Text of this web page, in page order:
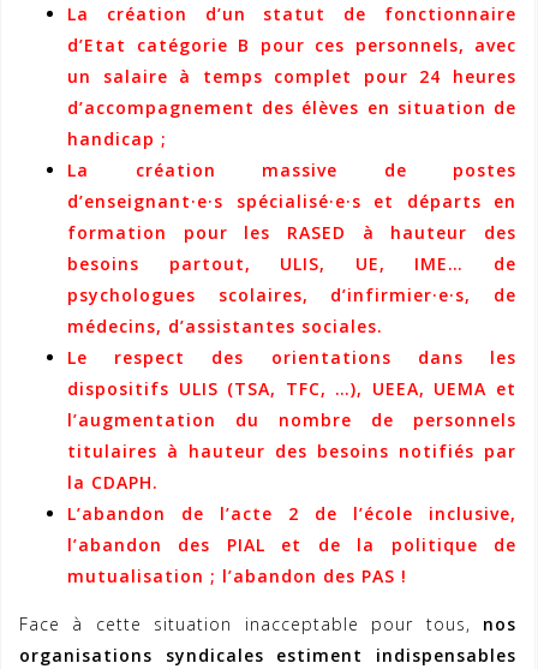
La création d’un statut de fonctionnaire
d’Etat catégorie B pour ces personnels, avec
un salaire à temps complet pour 24 heures
d’accompagnement des élèves en situation de
handicap ;
La création massive de postes
d’enseignant·e·s spécialisé·e·s et départs en
formation pour les RASED à hauteur des
besoins partout, ULIS, UE, IME… de
psychologues scolaires, d’infirmier·e·s, de
médecins, d’assistantes sociales.
Le respect des orientations dans les
dispositifs ULIS (TSA, TFC, …), UEEA, UEMA et
l’augmentation du nombre de personnels
titulaires à hauteur des besoins notifiés par
la CDAPH.
L’abandon de l’acte 2 de l’école inclusive,
l’abandon des PIAL et de la politique de
mutualisation ; l’abandon des PAS !
Face à cette situation inacceptable pour tous, nos
organisations syndicales estiment indispensables